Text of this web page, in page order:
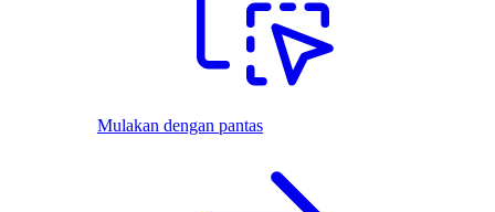
Mulakan dengan pantas